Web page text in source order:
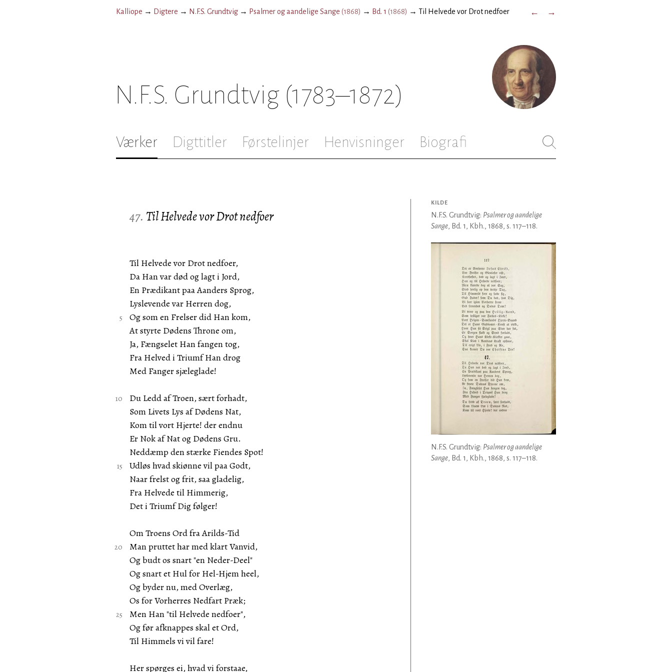
Kalliope → Digtere → N.F.S. Grundtvig → Psalmer og aandelige Sange (1868) → Bd. 1 (1868) → Til Helvede vor Drot nedfoer ← →
N.F.S. Grundtvig (1783–1872)
Værker Digttitler Førstelinjer Henvisninger Biografi
47. Til Helvede vor Drot nedfoer
Til Helvede vor Drot nedfoer,
Da Han var død og lagt i Jord,
En Prædikant paa Aanders Sprog,
Lyslevende var Herren dog,
Og som en Frelser did Han kom,
At styrte Dødens Throne om,
Ja, Fængselet Han fangen tog,
Fra Helved i Triumf Han drog
Med Fanger sjæleglade!
Du Ledd af Troen, sært forhadt,
Som Livets Lys af Dødens Nat,
Kom til vort Hjerte! der endnu
Er Nok af Nat og Dødens Gru.
Neddæmp den stærke Fiendes Spot!
Udløs hvad skiønne vil paa Godt,
Naar frelst og frit, saa gladelig,
Fra Helvede til Himmerig,
Det i Triumf Dig følger!
Om Troens Ord fra Arilds-Tid
Man pruttet har med klart Vanvid,
Og budt os snart "en Neder-Deel"
Og snart et Hul for Hel-Hjem heel,
Og byder nu, med Overlæg,
Os for Vorherres Nedfart Præk;
Men Han "til Helvede nedfoer",
Og før afknappes skal et Ord,
Til Himmels vi vil fare!
Her spørges ei, hvad vi forstaae,
KILDE
N.F.S. Grundtvig: Psalmer og aandelige
Sange, Bd. 1, Kbh., 1868, s. 117–118.
N.F.S. Grundtvig: Psalmer og aandelige
Sange, Bd. 1, Kbh., 1868, s. 117–118.